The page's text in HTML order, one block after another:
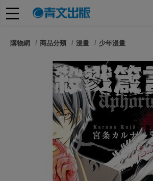
朋友們，提高警覺！
購物網 商品分類 漫畫 少年漫畫